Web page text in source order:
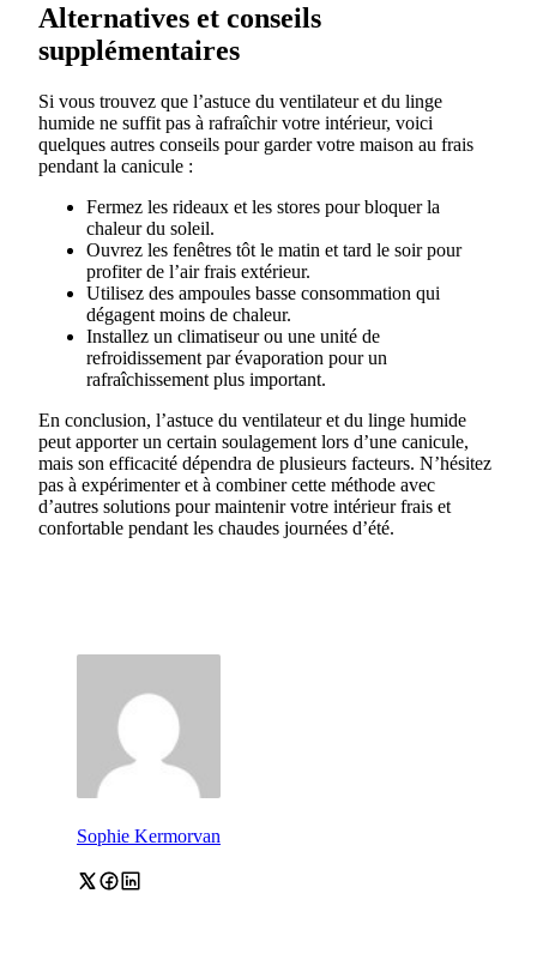
Alternatives et conseils
supplémentaires
Si vous trouvez que l’astuce du ventilateur et du linge
humide ne suffit pas à rafraîchir votre intérieur, voici
quelques autres conseils pour garder votre maison au frais
pendant la canicule :
Fermez les rideaux et les stores pour bloquer la
chaleur du soleil.
Ouvrez les fenêtres tôt le matin et tard le soir pour
profiter de l’air frais extérieur.
Utilisez des ampoules basse consommation qui
dégagent moins de chaleur.
Installez un climatiseur ou une unité de
refroidissement par évaporation pour un
rafraîchissement plus important.
En conclusion, l’astuce du ventilateur et du linge humide
peut apporter un certain soulagement lors d’une canicule,
mais son efficacité dépendra de plusieurs facteurs. N’hésitez
pas à expérimenter et à combiner cette méthode avec
d’autres solutions pour maintenir votre intérieur frais et
confortable pendant les chaudes journées d’été.
Sophie Kermorvan